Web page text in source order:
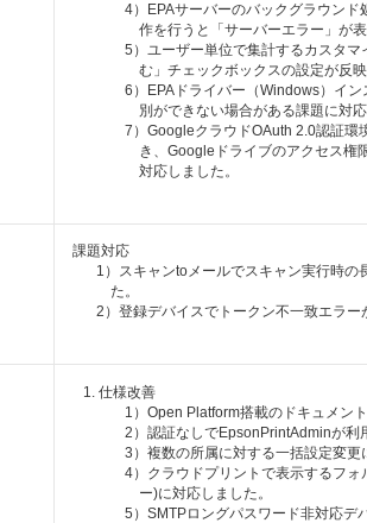
4）EPAサーバーのバックグラウン
作を行うと「サーバーエラー」が
5）ユーザー単位で集計するカスタ
む」チェックボックスの設定が反
6）EPAドライバー（Windows）イ
別ができない場合がある課題に対応
7）GoogleクラウドOAuth 2.0認証環
き、Googleドライブのアクセス権
対応しました。
課題対応
1）スキャンtoメールでスキャン実行時の
た。
2）登録デバイスでトークン不一致エラー
仕様改善
1）Open Platform搭載のドキュメン
2）認証なしでEpsonPrintAdminが利
3）複数の所属に対する一括設定変更
4）クラウドプリントで表示するフ
ー)に対応しました。
5）SMTPロングパスワード非対応デ